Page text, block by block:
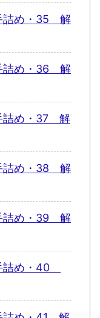
詰め・35 解
詰め・36 解
詰め・37 解
詰め・38 解
詰め・39 解
詰め・40